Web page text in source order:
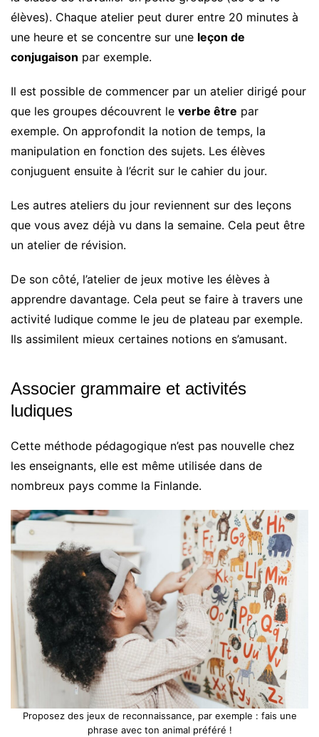
élèves). Chaque atelier peut durer entre 20 minutes à
une heure et se concentre sur une leçon de
conjugaison par exemple.
Il est possible de commencer par un atelier dirigé pour
que les groupes découvrent le verbe être par
exemple. On approfondit la notion de temps, la
manipulation en fonction des sujets. Les élèves
conjuguent ensuite à l’écrit sur le cahier du jour.
Les autres ateliers du jour reviennent sur des leçons
que vous avez déjà vu dans la semaine. Cela peut être
un atelier de révision.
De son côté, l’atelier de jeux motive les élèves à
apprendre davantage. Cela peut se faire à travers une
activité ludique comme le jeu de plateau par exemple.
Ils assimilent mieux certaines notions en s’amusant.
Associer grammaire et activités
ludiques
Cette méthode pédagogique n’est pas nouvelle chez
les enseignants, elle est même utilisée dans de
nombreux pays comme la Finlande.
Proposez des jeux de reconnaissance, par exemple : fais une
phrase avec ton animal préféré !